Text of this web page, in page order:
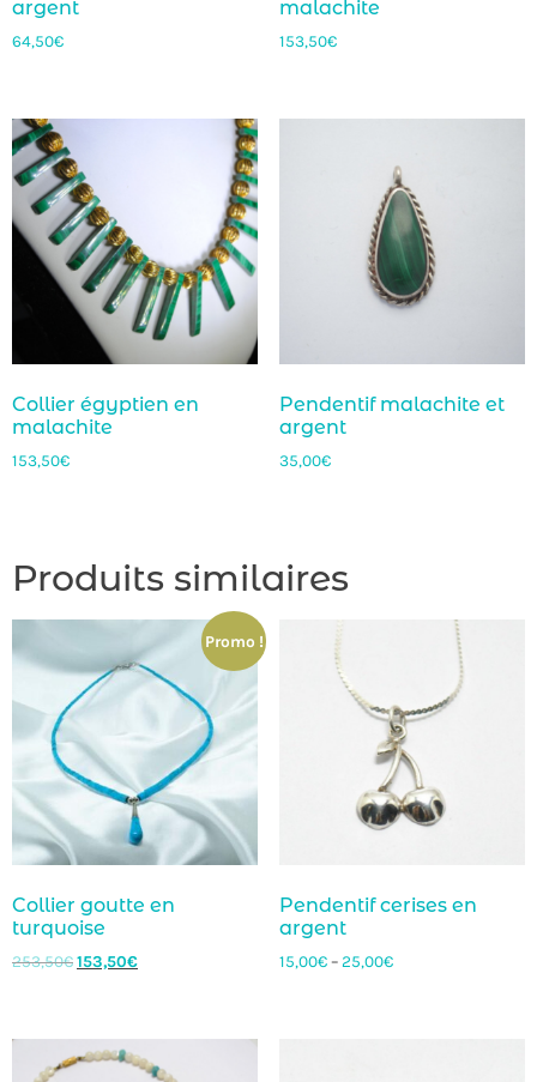
argent
64,50€
malachite
153,50€
Collier égyptien en
malachite
153,50€
Pendentif malachite et
argent
35,00€
Produits similaires
Promo !
Collier goutte en
turquoise
253,50€153,50€
Pendentif cerises en
argent
15,00€–25,00€